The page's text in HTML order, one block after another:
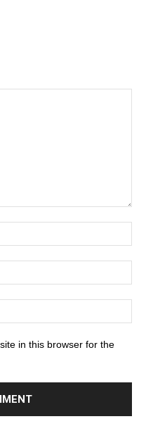
in this browser for the